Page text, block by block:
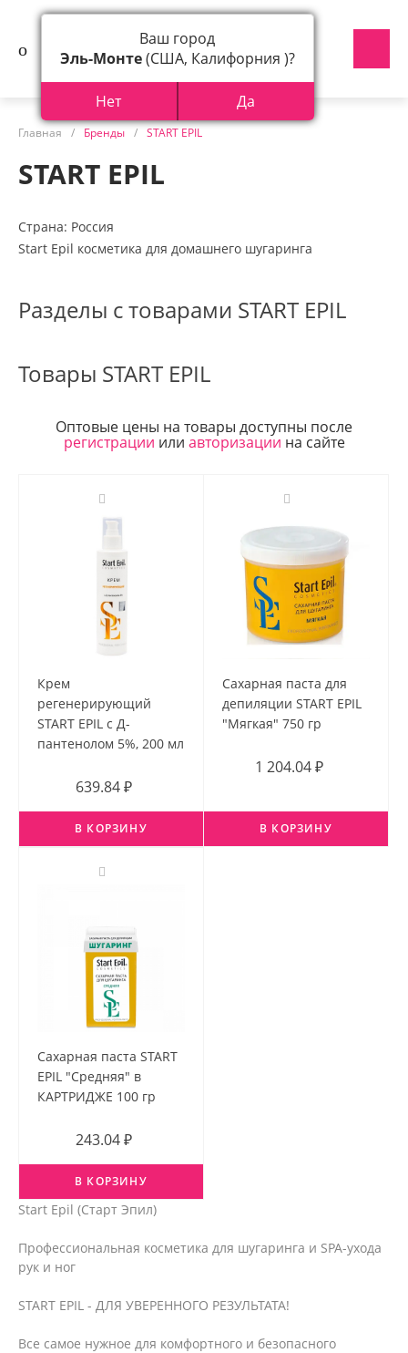
Главная / Бренды / START EPIL
START EPIL
Страна: Россия
Start Epil косметика для домашнего шугаринга
Разделы с товарами START EPIL
Товары START EPIL
Оптовые цены на товары доступны после
регистрации или авторизации на сайте
Крем
регенерирующий
START EPIL с Д-
пантенолом 5%, 200 мл
639.84 ₽
В КОРЗИНУ
Сахарная паста для
депиляции START EPIL
"Мягкая" 750 гр
1 204.04 ₽
В КОРЗИНУ
Сахарная паста START
EPIL "Средняя" в
КАРТРИДЖЕ 100 гр
243.04 ₽
В КОРЗИНУ
Start Epil (Старт Эпил)
Профессиональная косметика для шугаринга и SPA-ухода
рук и ног
START EPIL - ДЛЯ УВЕРЕННОГО РЕЗУЛЬТАТА!
Все самое нужное для комфортного и безопасного
Ваш город
Эль-Монте(США, Калифорния )?
Нет Да